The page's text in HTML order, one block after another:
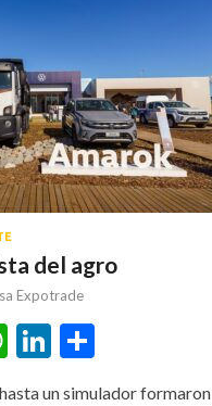
del agro
Expotrade
WhatsApp
LinkedIn
un simulador formaron